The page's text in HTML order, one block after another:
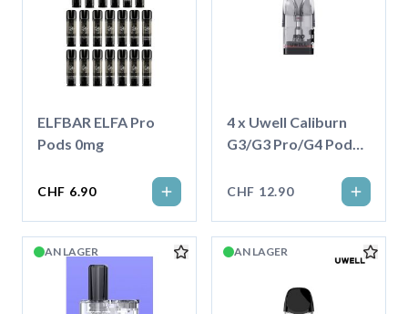
ELFBAR ELFA Pro
Pods 0mg
CHF 6.90
4 x Uwell Caliburn
G3/G3 Pro/G4 Pod
CHF 12.90
AN LAGER AN LAGER